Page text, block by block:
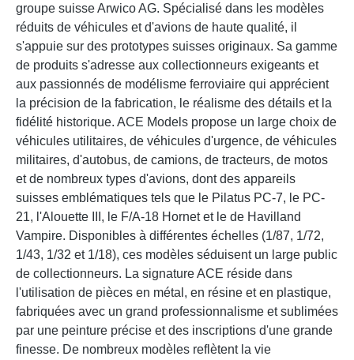
groupe suisse Arwico AG. Spécialisé dans les modèles
réduits de véhicules et d'avions de haute qualité, il
s'appuie sur des prototypes suisses originaux. Sa gamme
de produits s'adresse aux collectionneurs exigeants et
aux passionnés de modélisme ferroviaire qui apprécient
la précision de la fabrication, le réalisme des détails et la
fidélité historique. ACE Models propose un large choix de
véhicules utilitaires, de véhicules d'urgence, de véhicules
militaires, d'autobus, de camions, de tracteurs, de motos
et de nombreux types d'avions, dont des appareils
suisses emblématiques tels que le Pilatus PC-7, le PC-
21, l'Alouette III, le F/A-18 Hornet et le de Havilland
Vampire. Disponibles à différentes échelles (1/87, 1/72,
1/43, 1/32 et 1/18), ces modèles séduisent un large public
de collectionneurs. La signature ACE réside dans
l'utilisation de pièces en métal, en résine et en plastique,
fabriquées avec un grand professionnalisme et sublimées
par une peinture précise et des inscriptions d'une grande
finesse. De nombreux modèles reflètent la vie